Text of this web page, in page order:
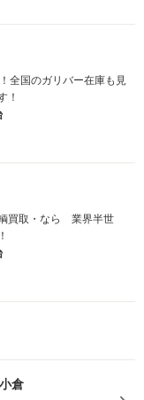
全国のガリバー在庫も見
！
買取・なら 業界半世
倉